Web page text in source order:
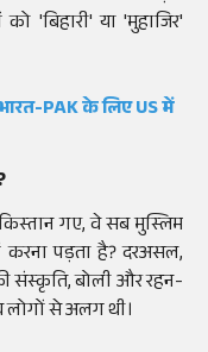
'बिहारी' या 'मुहाजिर'
PAK के लिए US में
गए, वे सब मुस्लिम
करना पड़ता है? दरअसल,
संस्कृति, बोली और रहन-
लोगों से अलग थी।